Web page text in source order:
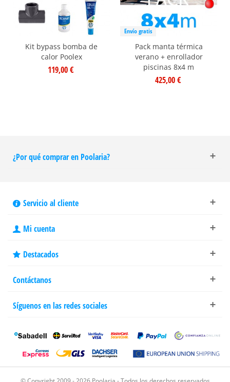
Kit bypass bomba de
calor Poolex
119,00 €
Envío gratis
Pack manta térmica
verano + enrollador
piscinas 8x4 m
425,00 €
¿Por qué comprar en Poolaria?
Servicio al cliente
Mi cuenta
Destacados
Contáctanos
Síguenos en las redes sociales